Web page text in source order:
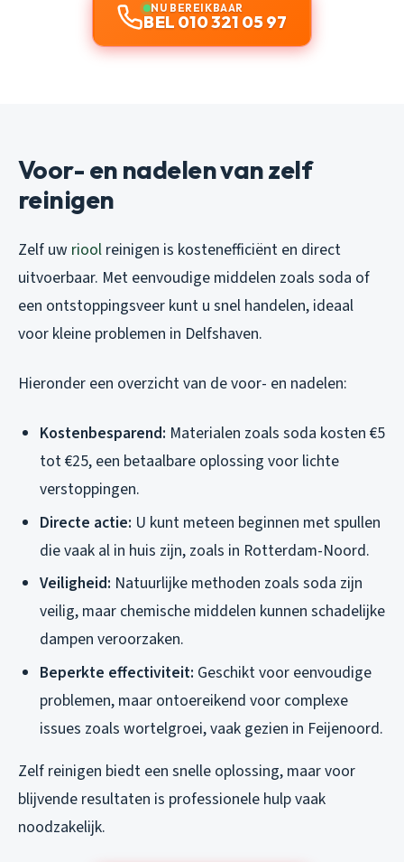
NU BEREIKBAAR
BEL 010 321 05 97
Voor- en nadelen van zelf
reinigen
Zelf uw riool reinigen is kostenefficiënt en direct
uitvoerbaar. Met eenvoudige middelen zoals soda of
een ontstoppingsveer kunt u snel handelen, ideaal
voor kleine problemen in Delfshaven.
Hieronder een overzicht van de voor- en nadelen:
Kostenbesparend: Materialen zoals soda kosten €5
tot €25, een betaalbare oplossing voor lichte
verstoppingen.
Directe actie: U kunt meteen beginnen met spullen
die vaak al in huis zijn, zoals in Rotterdam-Noord.
Veiligheid: Natuurlijke methoden zoals soda zijn
veilig, maar chemische middelen kunnen schadelijke
dampen veroorzaken.
Beperkte effectiviteit: Geschikt voor eenvoudige
problemen, maar ontoereikend voor complexe
issues zoals wortelgroei, vaak gezien in Feijenoord.
Zelf reinigen biedt een snelle oplossing, maar voor
blijvende resultaten is professionele hulp vaak
noodzakelijk.